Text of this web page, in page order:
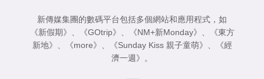
新傳媒集團的數碼平台包括多個網站和應用程式，如
《新假期》 、 《GOtrip》 、 《NM+新Monday》 、
《東方
新地》 、 《more》 、 《Sunday Kiss 親子童萌》 、
《經
濟一週》 。